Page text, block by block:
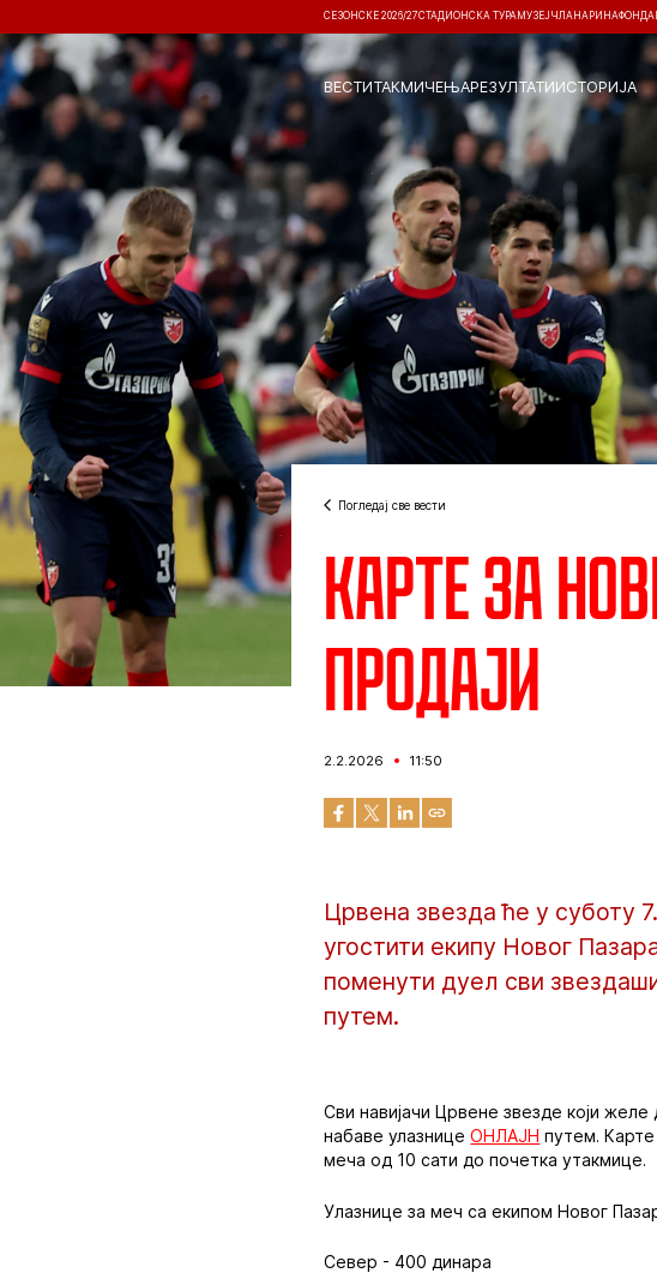
СЕЗОНСКЕ 2026/27СТАДИОНСКА ТУРА МУЗЕЈ ЧЛАНАРИНА
ВЕСТИТАКМИЧЕЊАРЕЗУЛТАТИИСТОРИЈА
Погледај све вести
Карте за
продаји
2.2.2026 11:50
Црвена звезда ће у суботу
угостити екипу Новог
поменути дуел сви
путем.
Сви навијачи Црвене звезде који
набаве улазницеОНЛАЈН путем. Карте
меча од 10 сати до почетка утакмице.
Улазнице за меч са екипом Новог
Север - 400 динара